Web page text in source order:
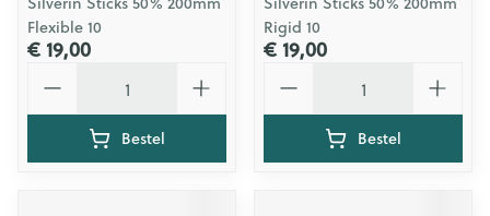
Flexible 10
€ 19,00
Bestel
Rigid 10
€ 19,00
Bestel